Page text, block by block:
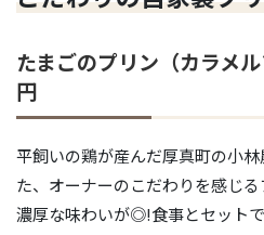
たまごのプリン（カラメ
円
平飼いの鶏が産んだ厚真町の小
た、オーナーのこだわりを感じ
濃厚な味わいが◎!食事とセット